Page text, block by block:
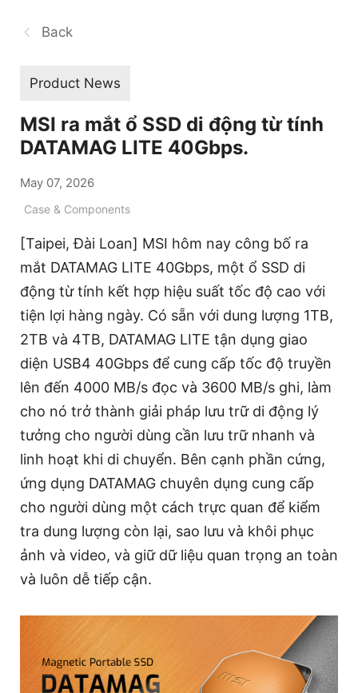
Back
Product News
MSI ra mắt ổ SSD di động từ tính
DATAMAG LITE 40Gbps.
May 07, 2026
Case & Components
[Taipei, Đài Loan] MSI hôm nay công bố ra
mắt DATAMAG LITE 40Gbps, một ổ SSD di
động từ tính kết hợp hiệu suất tốc độ cao với
tiện lợi hàng ngày. Có sẵn với dung lượng 1TB,
2TB và 4TB, DATAMAG LITE tận dụng giao
diện USB4 40Gbps để cung cấp tốc độ truyền
lên đến 4000 MB/s đọc và 3600 MB/s ghi, làm
cho nó trở thành giải pháp lưu trữ di động lý
tưởng cho người dùng cần lưu trữ nhanh và
linh hoạt khi di chuyển. Bên cạnh phần cứng,
ứng dụng DATAMAG chuyên dụng cung cấp
cho người dùng một cách trực quan để kiểm
tra dung lượng còn lại, sao lưu và khôi phục
ảnh và video, và giữ dữ liệu quan trọng an toàn
và luôn dễ tiếp cận.